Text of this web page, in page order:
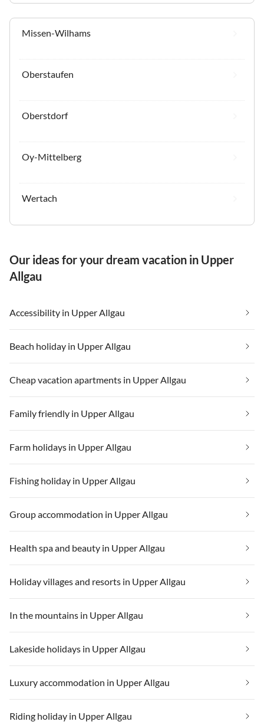
Missen-Wilhams
Oberstaufen
Oberstdorf
Oy-Mittelberg
Wertach
Our ideas for your dream vacation in Upper
Allgau
Accessibility in Upper Allgau
Beach holiday in Upper Allgau
Cheap vacation apartments in Upper Allgau
Family friendly in Upper Allgau
Farm holidays in Upper Allgau
Fishing holiday in Upper Allgau
Group accommodation in Upper Allgau
Health spa and beauty in Upper Allgau
Holiday villages and resorts in Upper Allgau
In the mountains in Upper Allgau
Lakeside holidays in Upper Allgau
Luxury accommodation in Upper Allgau
Riding holiday in Upper Allgau